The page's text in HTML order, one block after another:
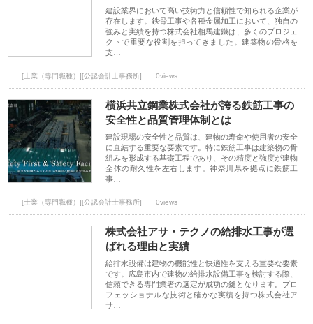
建設業界において高い技術力と信頼性で知られる企業が
存在します。鉄骨工事や各種金属加工において、独自の
強みと実績を持つ株式会社相馬建鐵は、多くのプロジェ
クトで重要な役割を担ってきました。建築物の骨格を
支…
[士業（専門職種）][公認会計士事務所] 0views
横浜共立鋼業株式会社が誇る鉄筋工事の
安全性と品質管理体制とは
建設現場の安全性と品質は、建物の寿命や使用者の安全
に直結する重要な要素です。特に鉄筋工事は建築物の骨
組みを形成する基礎工程であり、その精度と強度が建物
全体の耐久性を左右します。神奈川県を拠点に鉄筋工
事…
[士業（専門職種）][公認会計士事務所] 0views
株式会社アサ・テクノの給排水工事が選
ばれる理由と実績
給排水設備は建物の機能性と快適性を支える重要な要素
です。広島市内で建物の給排水設備工事を検討する際、
信頼できる専門業者の選定が成功の鍵となります。プロ
フェッショナルな技術と確かな実績を持つ株式会社ア
サ…